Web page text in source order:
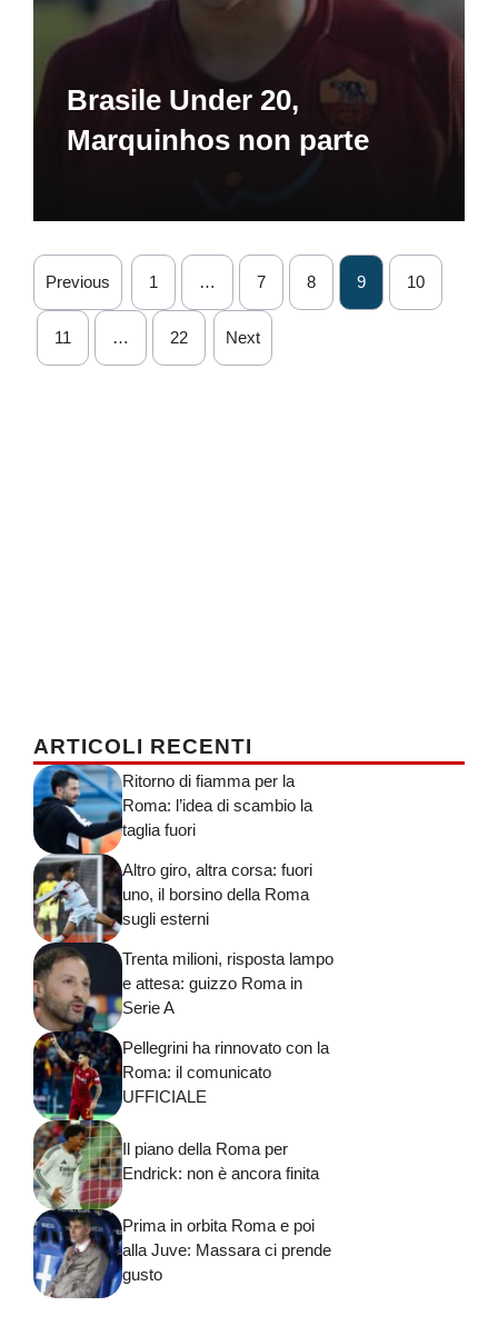
Brasile Under 20,
Marquinhos non parte
Previous 1 … 7 8 9 10
11 … 22 Next
ARTICOLI RECENTI
Ritorno di fiamma per la
Roma: l’idea di scambio la
taglia fuori
Altro giro, altra corsa: fuori
uno, il borsino della Roma
sugli esterni
Trenta milioni, risposta lampo
e attesa: guizzo Roma in
Serie A
Pellegrini ha rinnovato con la
Roma: il comunicato
UFFICIALE
Il piano della Roma per
Endrick: non è ancora finita
Prima in orbita Roma e poi
alla Juve: Massara ci prende
gusto